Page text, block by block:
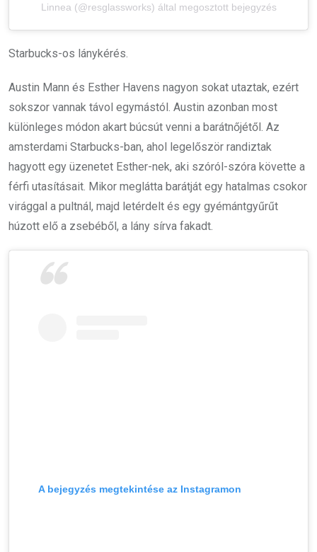
Linnea (@resglassworks) által megosztott bejegyzés
Starbucks-os lánykérés.
Austin Mann és Esther Havens nagyon sokat utaztak, ezért
sokszor vannak távol egymástól. Austin azonban most
különleges módon akart búcsút venni a barátnőjétől. Az
amsterdami Starbucks-ban, ahol legelőször randiztak
hagyott egy üzenetet Esther-nek, aki szóról-szóra követte a
férfi utasításait. Mikor meglátta barátját egy hatalmas csokor
virággal a pultnál, majd letérdelt és egy gyémántgyűrűt
húzott elő a zsebéből, a lány sírva fakadt.
A bejegyzés megtekintése az Instagramon